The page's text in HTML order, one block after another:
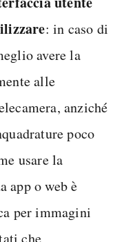
: in caso di
avere la
alle
anziché
poco
usare la
app o web è
per immagini
che